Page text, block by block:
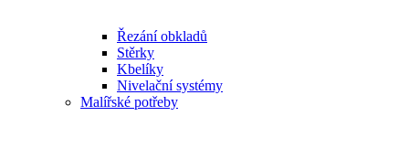
Řezání obkladů
Stěrky
Kbelíky
Nivelační systémy
Malířské potřeby